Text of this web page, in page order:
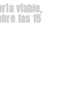
viable,
las 15